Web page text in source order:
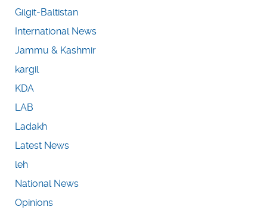
Gilgit-Baltistan
International News
Jammu & Kashmir
kargil
KDA
LAB
Ladakh
Latest News
leh
National News
Opinions